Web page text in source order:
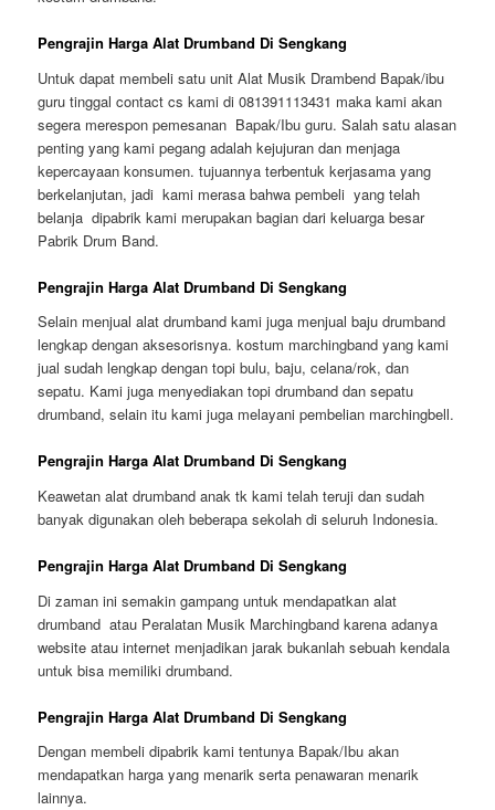
Pengrajin Harga Alat Drumband Di Sengkang
Untuk dapat membeli satu unit Alat Musik Drambend Bapak/ibu
guru tinggal contact cs kami di 081391113431 maka kami akan
segera merespon pemesanan Bapak/Ibu guru. Salah satu alasan
penting yang kami pegang adalah kejujuran dan menjaga
kepercayaan konsumen. tujuannya terbentuk kerjasama yang
berkelanjutan, jadi kami merasa bahwa pembeli yang telah
belanja dipabrik kami merupakan bagian dari keluarga besar
Pabrik Drum Band.
Pengrajin Harga Alat Drumband Di Sengkang
Selain menjual alat drumband kami juga menjual baju drumband
lengkap dengan aksesorisnya. kostum marchingband yang kami
jual sudah lengkap dengan topi bulu, baju, celana/rok, dan
sepatu. Kami juga menyediakan topi drumband dan sepatu
drumband, selain itu kami juga melayani pembelian marchingbell.
Pengrajin Harga Alat Drumband Di Sengkang
Keawetan alat drumband anak tk kami telah teruji dan sudah
banyak digunakan oleh beberapa sekolah di seluruh Indonesia.
Pengrajin Harga Alat Drumband Di Sengkang
Di zaman ini semakin gampang untuk mendapatkan alat
drumband atau Peralatan Musik Marchingband karena adanya
website atau internet menjadikan jarak bukanlah sebuah kendala
untuk bisa memiliki drumband.
Pengrajin Harga Alat Drumband Di Sengkang
Dengan membeli dipabrik kami tentunya Bapak/Ibu akan
mendapatkan harga yang menarik serta penawaran menarik
lainnya.